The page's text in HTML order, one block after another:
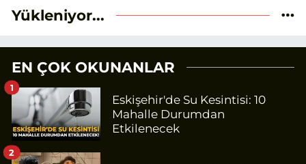
Yükleniyor...
EN ÇOK OKUNANLAR
Eskişehir'de Su Kesintisi: 10
Mahalle Durumdan
Etkilenecek
1
2